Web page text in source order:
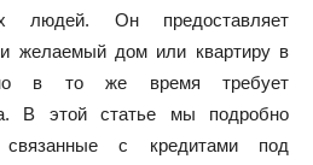
людей. Он предоставляет
желаемый дом или квартиру в
но в то же время требует
В этой статье мы подробно
с кредитами под